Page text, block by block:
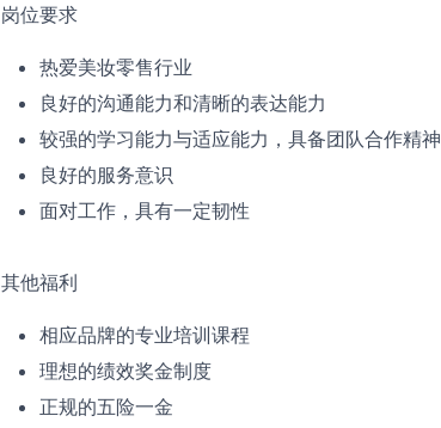
岗位要求
热爱美妆零售行业
良好的沟通能力和清晰的表达能力
较强的学习能力与适应能力，具备团队合作精神
良好的服务意识
面对工作，具有一定韧性
其他福利
相应品牌的专业培训课程
理想的绩效奖金制度
正规的五险一金